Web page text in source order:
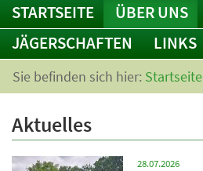
STARTSEITE ÜBER UNS
JÄGERSCHAFTEN
LINKS
Sie befinden sich hier: Startseite
Aktuelles
28.07.2026